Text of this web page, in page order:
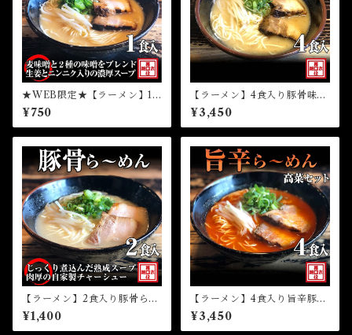
★WEB限定★【ラーメン】1
食豚骨味噌ら～めん（冷凍）
¥750
【ラーメン】4食入り豚骨味噌
ら～めん高菜セット（冷凍）
¥3,450
【ラーメン】2食入り豚骨ら～
めん（冷凍）
¥1,400
【ラーメン】4食入り旨辛豚骨
ら～めん高菜セット（冷凍）
¥3,450